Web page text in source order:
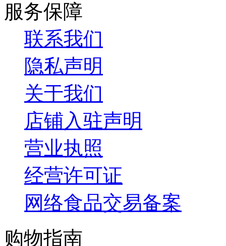
服务保障
联系我们
隐私声明
关于我们
店铺入驻声明
营业执照
经营许可证
网络食品交易备案
购物指南